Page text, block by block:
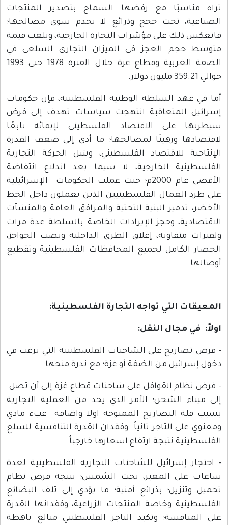
تراه مناسبًا مع رفضها السماح بتصدير المنتجات
الصناعية، تحت حجج وذرائع لا تخدم سوى مصالحها؛
فانعكس ذلك على مؤشرات التجارة الخارجية، وبلغت قيمة
متوسط حجم العجز في الميزان التجاري السلعي في
الضفة الغربية وقطاع غزة خلال الفترة 1978 حتى 1993
حوالي 359.21 مليون دولار.
أما في عهد السلطة الوطنية الفلسطينية، فإن حكومات
إسرائيل المتعاقبة انتهجت سياسات تهدف إلى فرض
سيطرتها على الاقتصاد الفلسطيني لإبقائه تابعًا
لاقتصادها ورهينًا لمصالحها؛ ما أدى إلى ضعف القدرة
الإنتاجية للاقتصاد الفلسطيني، وشل الحركة التجارية
الفلسطينية الخارجية، لا سيما بعد اندلاع انتفاضة
الأقصى عام 2000م؛ حيث عملت الحكومات الإسرائيلية
على طرد العمال الفلسطينيين الذين يعملون داخل الخط
الأخضر، تدمير البنية التحتية والمرافق العامة والمنشآت
الاقتصادية، وحجز الإيرادات الخاصة بالسلطة عدة مرات
ولفترات متفاوتة، إغلاق الطرق الداخلية ونصب الحواجز،
الحصار الكامل لجميع المحافظات الفلسطينية وتقطيع
أوصالها.
المعيقات التي تواجه التجارة الفلسطينية:
اولاً: في مجال النقل:
- فرض تصاريح على الشاحنات الفلسطينية التي ترغب في
دخول إسرائيل من الضفة أو غزة؛ مع ندرة منحها.
- فرض نظام القوافل على شاحنات قطاع غزة إلى أن تصل
إلى ميناء الشحن؛ الأمر الذي يحد من العملية التجارية
بسبب قلة التصاريح الممنوحة اولا واضافة عبء مادي
ومعنوي على التاجر ثانياُ وفقدان القدرة التنافسية للسلع
الفلسطينية نتبجة ارتفاع اسعارها خارجباُ.
- احتجاز إسرائيل للشاحنات التجارية الفلسطينية لعدة
ساعات على المعبر، تحت الشمس؛ نتيجة فرض نظام
تحميل وتنزيل؛ بذرائع أمنية؛ ما يؤدي إلى تلف البضائع
الفلسطينية وخاصة المنتجات الزراعية، وفقدانها القدرة
على المنافسة؛ وتكبد التاجر الفلسطيني مبالغ باهظة